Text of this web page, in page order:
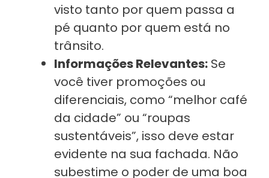
visto tanto por quem passa a
pé quanto por quem está no
trânsito.
Informações Relevantes: Se
você tiver promoções ou
diferenciais, como “melhor café
da cidade” ou “roupas
sustentáveis”, isso deve estar
evidente na sua fachada. Não
subestime o poder de uma boa